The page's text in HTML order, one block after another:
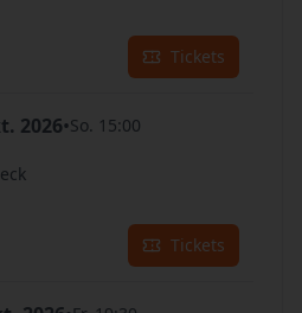
Tickets
2026•So. 15:00
Tickets